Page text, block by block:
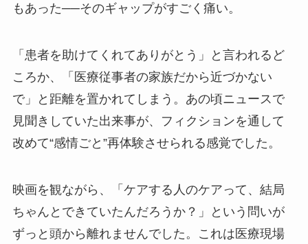
もあった──そのギャップがすごく痛い。
「患者を助けてくれてありがとう」と言われるど
ころか、「医療従事者の家族だから近づかない
で」と距離を置かれてしまう。あの頃ニュースで
見聞きしていた出来事が、フィクションを通して
改めて“感情ごと”再体験させられる感覚でした。
映画を観ながら、「ケアする人のケアって、結局
ちゃんとできていたんだろうか？」という問いが
ずっと頭から離れませんでした。これは医療現場